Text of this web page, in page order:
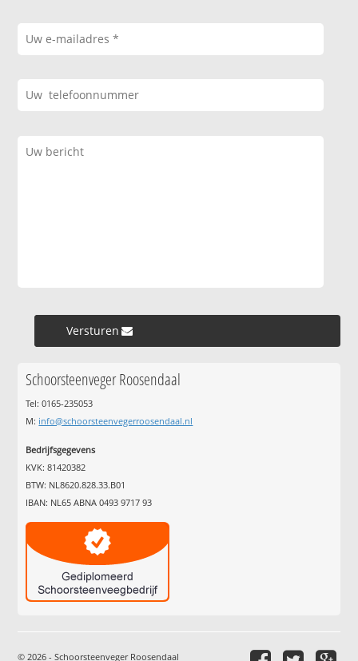
Versturen »
Schoorsteenveger Roosendaal
Tel: 0165-235053
M: info@schoorsteenvegerroosendaal.nl
Bedrijfsgegevens
KVK: 81420382
BTW: NL8620.828.33.B01
IBAN: NL65 ABNA 0493 9717 93
© 2026 - Schoorsteenveger Roosendaal